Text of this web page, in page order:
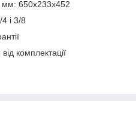
мм: 650x233x452
і 3/8
комплектації